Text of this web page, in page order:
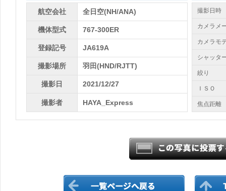
航空会社 全日空(NH/ANA)
機体型式 767-300ER
登録記号 JA619A
撮影場所 羽田(HND/RJTT)
撮影日 2021/12/27
撮影者 HAYA_Express
撮影日時
カメラメ
カメラモ
シャッタ
絞り
ＩＳＯ
焦点距離